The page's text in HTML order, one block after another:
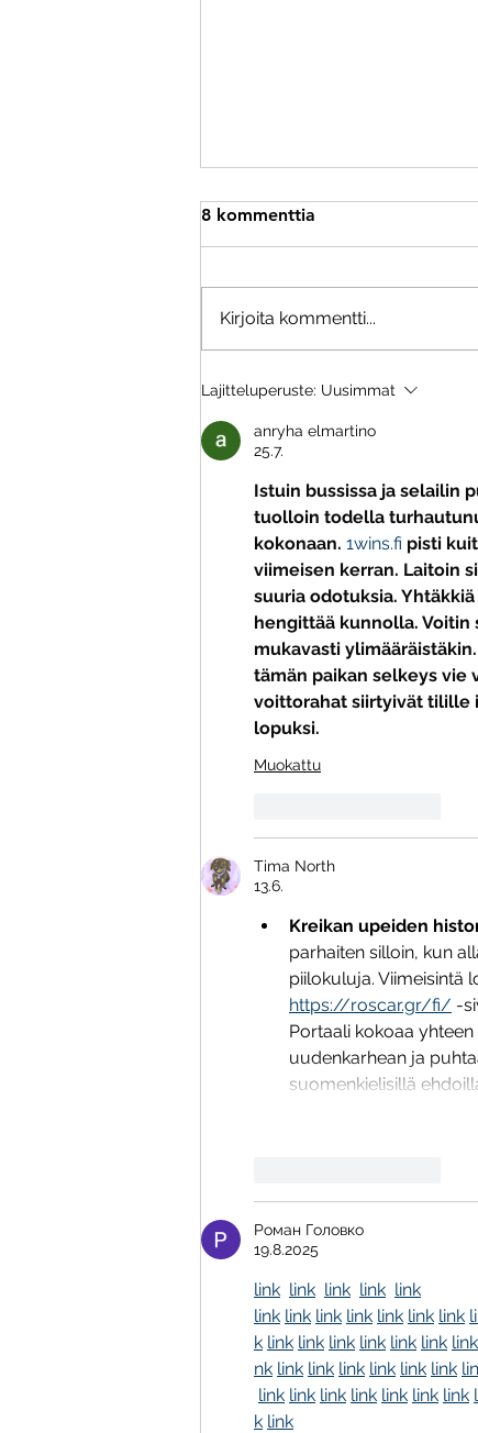
TSS tiedotuskanavat ja
koskevat tiedotteet
Ryhmäkohtainen tiedottaminen
Ryhmäkohtaiset whatsapp-
ryhmät....
8 kommenttia
Kirjoita kommentti...
Lajitteluperuste: Uusimmat
anryha elmartino
25.7.
Istuin bussissa ja selailin
tuolloin todella
kokonaan. 1wins.fi pisti
viimeisen kerran. Laitoin
suuria odotuksia.
hengittää kunnolla.
mukavasti
tämän paikan selkeys vie
voittorahat siirtyivät tilille
lopuksi.
Muokattu
Tima North
13.6.
Kreikan upeiden
parhaiten silloin, kun
piilokuluja. Viimeisintä
https://roscar.gr/fi/ -
Portaali kokoaa
uudenkarhean ja
suomenkielisillä
Роман Головко
19.8.2025
link link link link link
link link link link link link link
k link link link link link link link
nk link link link link link link
link link link link link link link
k link